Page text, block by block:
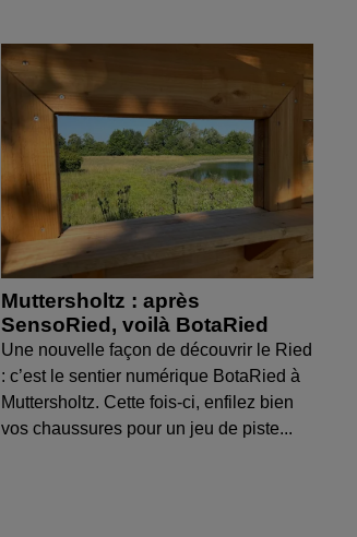
Muttersholtz : après
SensoRied, voilà BotaRied
Une nouvelle façon de découvrir le Ried
: c’est le sentier numérique BotaRied à
Muttersholtz. Cette fois-ci, enfilez bien
vos chaussures pour un jeu de piste...